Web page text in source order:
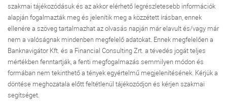
szakmai tájékozódásuk és az akkor elérhető legrészletesebb információk
alapján fogalmazták meg és jelenítik meg a közzétett írásban, ennek
ellenére a szöveg tartalmazhat az olvasás napján már elavult és/vagy már
nem a valóságnak mindenben megfelelő adatokat. Ennek megfelelően a
Banknavigátor Kft. és a Financial Consulting Zrt. a tévedés jogát teljes
mértékben fenntartják, a fenti megfogalmazás semmilyen módon és
formában nem tekinthető a tények egyértelmű megjelenítésének. Kérjük a
döntése meghozatala előtt feltétlenül tájékozódjon és kérjen szakmai
segítséget.